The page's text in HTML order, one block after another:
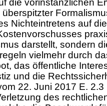
die vorinstanzlichen
Nichteintretens auf
darstellt, sondern
vielmehr durch
das öffentliche
und die
22. Juni 2017 E.
des